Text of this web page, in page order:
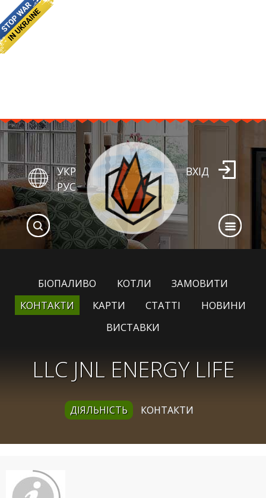
УКР
РУС
ВХІД
БІОПАЛИВО КОТЛИ
ЗАМОВИТИ
КОНТАКТИ
КАРТИ СТАТТІ
НОВИНИ
ВИСТАВКИ
LLC JNL ENERGY LIFE
ДІЯЛЬНІСТЬ КОНТАКТИ